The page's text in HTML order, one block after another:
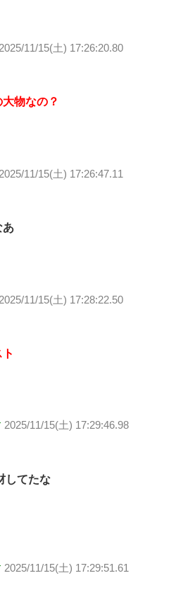
2025/11/15(土) 17:26:20.80
物なの？
2025/11/15(土) 17:26:47.11
あ
2025/11/15(土) 17:28:22.50
2025/11/15(土) 17:29:46.98
してたな
2025/11/15(土) 17:29:51.61